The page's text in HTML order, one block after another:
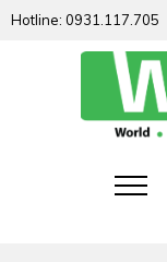
Hotline: 0931.117.705